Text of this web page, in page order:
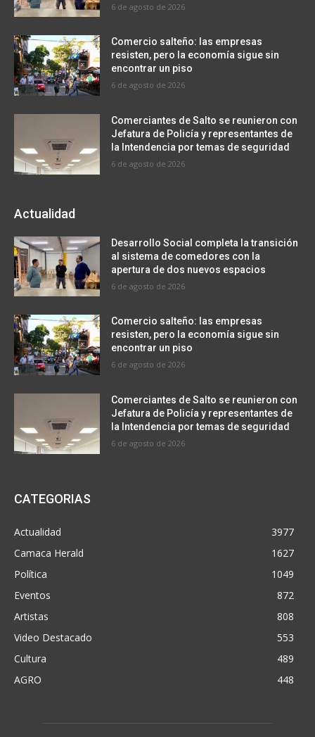
6 de agosto de 2026
Comercio salteño: las empresas
resisten, pero la economía sigue sin
encontrar un piso
6 de agosto de 2026
Comerciantes de Salto se reunieron con
Jefatura de Policía y representantes de
la Intendencia por temas de seguridad
6 de agosto de 2026
Actualidad
Desarrollo Social completa la transición
al sistema de comedores con la
apertura de dos nuevos espacios
6 de agosto de 2026
Comercio salteño: las empresas
resisten, pero la economía sigue sin
encontrar un piso
6 de agosto de 2026
Comerciantes de Salto se reunieron con
Jefatura de Policía y representantes de
la Intendencia por temas de seguridad
6 de agosto de 2026
CATEGORIAS
Actualidad
3977
Camaca Herald
1627
Política
1049
Eventos
872
Artistas
808
Video Destacado
553
Cultura
489
AGRO
448